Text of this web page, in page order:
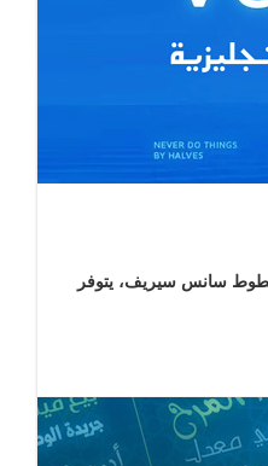
سانس سيريف، يتوفر